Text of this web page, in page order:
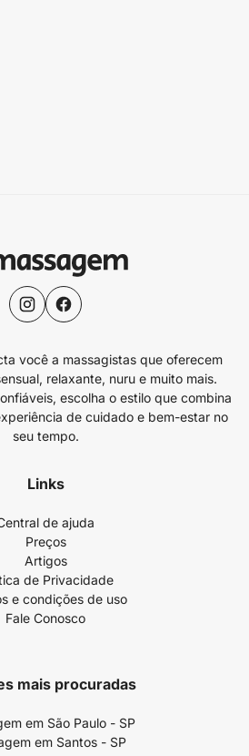
você a massagistas que oferecem
relaxante, nuru e muito mais.
escolha o estilo que combina
de cuidado e bem-estar no
seu tempo.
Links
de ajuda
Preços
Artigos
de Privacidade
e condições de uso
Fale Conosco
mais procuradas
em São Paulo - SP
em Santos - SP